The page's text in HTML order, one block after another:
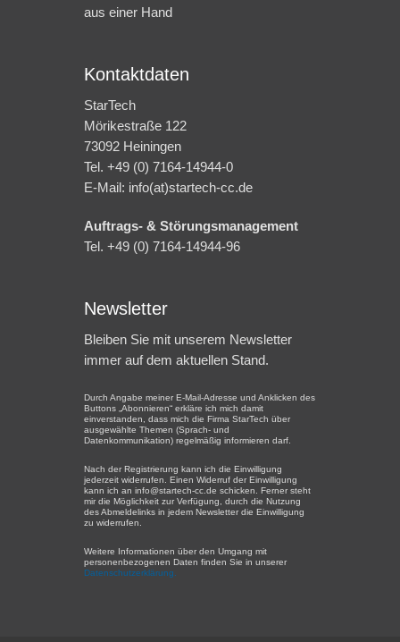
aus einer Hand
Kontaktdaten
StarTech
Mörikestraße 122
73092 Heiningen
Tel. +49 (0) 7164-14944-0
E-Mail: info(at)startech-cc.de
Auftrags- & Störungsmanagement
Tel. +49 (0) 7164-14944-96
Newsletter
Bleiben Sie mit unserem Newsletter
immer auf dem aktuellen Stand.
Durch Angabe meiner E-Mail-Adresse und Anklicken des
Buttons „Abonnieren“ erkläre ich mich damit
einverstanden, dass mich die Firma StarTech über
ausgewählte Themen (Sprach- und
Datenkommunikation) regelmäßig informieren darf.
Nach der Registrierung kann ich die Einwilligung
jederzeit widerrufen. Einen Widerruf der Einwilligung
kann ich an info@startech-cc.de schicken. Ferner steht
mir die Möglichkeit zur Verfügung, durch die Nutzung
des Abmeldelinks in jedem Newsletter die Einwilligung
zu widerrufen.
Weitere Informationen über den Umgang mit
personenbezogenen Daten finden Sie in unserer
Datenschutzerklärung.